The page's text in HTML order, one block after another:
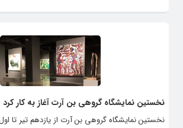
نخستین نمایشگاه گروهی بن‌ آرت آغاز به کار کرد
نخستین نمایشگاه گروهی بن‌ آرت از یازدهم تیر تا